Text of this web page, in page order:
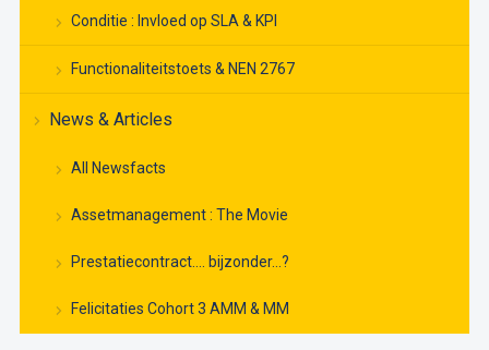
Conditie : Invloed op SLA & KPI
Functionaliteitstoets & NEN 2767
News & Articles
All Newsfacts
Assetmanagement : The Movie
Prestatiecontract…. bijzonder…?
Felicitaties Cohort 3 AMM & MM